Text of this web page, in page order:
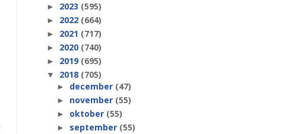
► 2023 (595)
► 2022 (664)
► 2021 (717)
► 2020 (740)
► 2019 (695)
▼ 2018 (705)
► december (47)
► november (55)
► oktober (55)
► september (55)